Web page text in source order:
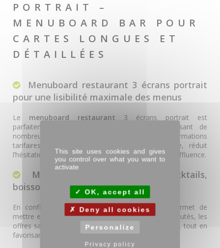
PORTRAIT –
MENUBOARD BAR POUR
CARTES LONGUES ET
DÉTAILLÉES
Menuboard restaurant 3 écrans portrait
pour une lisibilité maximale des menus
Le menuboard restaurant 3 écrans portrait est
parfaitement adapté aux établissements proposant de
nombreuses références, déclinaisons et informations
tarifaires. Le format vertical structure la lecture, réduit
l’hésitation et améliore le débit en période de forte affluence.
Menuboard bar idéal pour cocktails,
boissons premium et événements
En configurationmenuboard bar, ce format permet de
mettre en valeur les cartes de boissons, les nouveautés, les
offres saisonnières et les temps forts commerciaux, tout en
favorisant l’achat d’impulsion.
This site uses cookies and gives
you control over what you want to
activate
OK, accept all
Deny all cookies
Personalize
Privacy policy